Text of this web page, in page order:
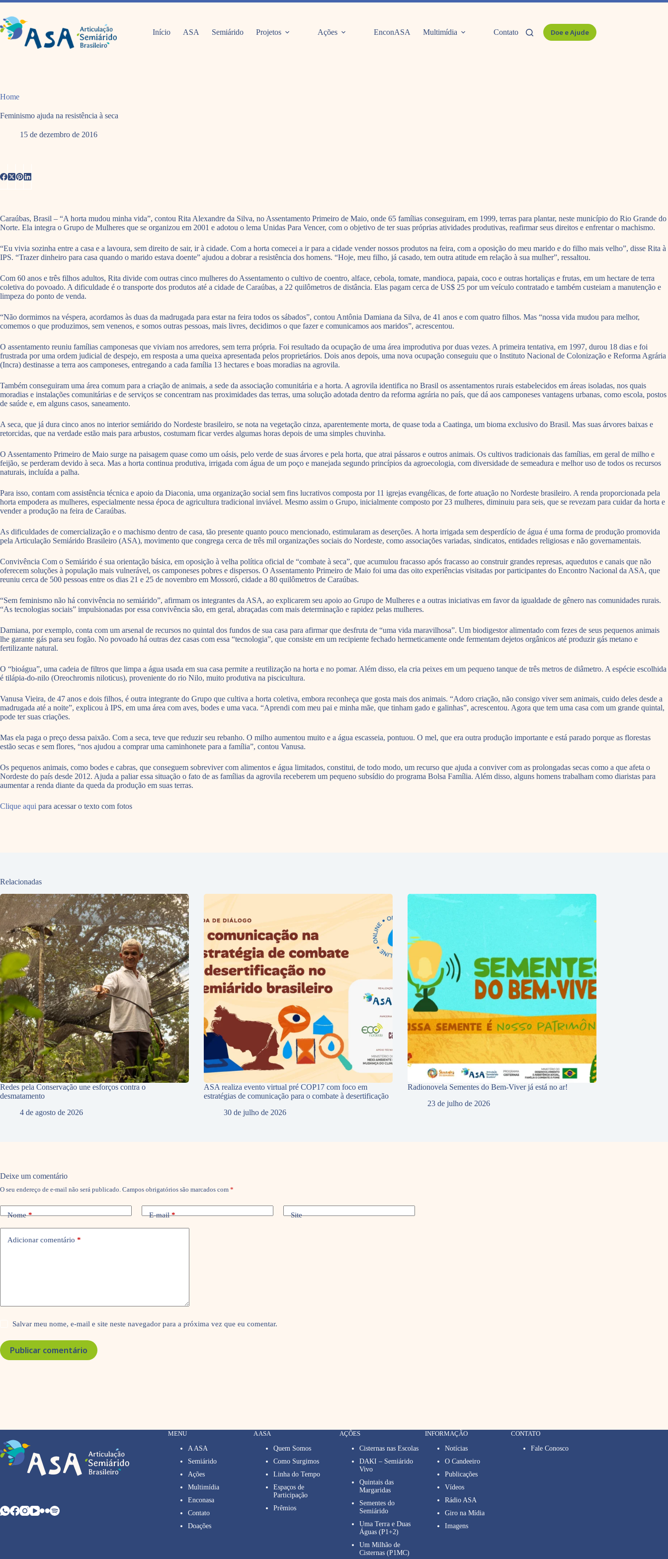
Pular
o
conteúdo
Início ASA Semiárido Projetos Ações EnconASA Multimídia Contato Doe e Ajude
Home
Feminismo ajuda na resistência à seca
15 de dezembro de 2016
Caraúbas, Brasil – “A horta mudou minha vida”, contou Rita Alexandre da Silva, no Assentamento Primeiro de Maio, onde 65 famílias conseguiram, em 1999, terras para plantar, neste município do Rio Grande do
Norte. Ela integra o Grupo de Mulheres que se organizou em 2001 e adotou o lema Unidas Para Vencer, com o objetivo de ter suas próprias atividades produtivas, reafirmar seus direitos e enfrentar o machismo.
“Eu vivia sozinha entre a casa e a lavoura, sem direito de sair, ir à cidade. Com a horta comecei a ir para a cidade vender nossos produtos na feira, com a oposição do meu marido e do filho mais velho”, disse Rita à
IPS. “Trazer dinheiro para casa quando o marido estava doente” ajudou a dobrar a resistência dos homens. “Hoje, meu filho, já casado, tem outra atitude em relação à sua mulher”, ressaltou.
Com 60 anos e três filhos adultos, Rita divide com outras cinco mulheres do Assentamento o cultivo de coentro, alface, cebola, tomate, mandioca, papaia, coco e outras hortaliças e frutas, em um hectare de terra
coletiva do povoado. A dificuldade é o transporte dos produtos até a cidade de Caraúbas, a 22 quilômetros de distância. Elas pagam cerca de US$ 25 por um veículo contratado e também custeiam a manutenção e
limpeza do ponto de venda.
“Não dormimos na véspera, acordamos às duas da madrugada para estar na feira todos os sábados”, contou Antônia Damiana da Silva, de 41 anos e com quatro filhos. Mas “nossa vida mudou para melhor,
comemos o que produzimos, sem venenos, e somos outras pessoas, mais livres, decidimos o que fazer e comunicamos aos maridos”, acrescentou.
O assentamento reuniu famílias camponesas que viviam nos arredores, sem terra própria. Foi resultado da ocupação de uma área improdutiva por duas vezes. A primeira tentativa, em 1997, durou 18 dias e foi
frustrada por uma ordem judicial de despejo, em resposta a uma queixa apresentada pelos proprietários. Dois anos depois, uma nova ocupação conseguiu que o Instituto Nacional de Colonização e Reforma Agrária
(Incra) destinasse a terra aos camponeses, entregando a cada família 13 hectares e boas moradias na agrovila.
Também conseguiram uma área comum para a criação de animais, a sede da associação comunitária e a horta. A agrovila identifica no Brasil os assentamentos rurais estabelecidos em áreas isoladas, nos quais
moradias e instalações comunitárias e de serviços se concentram nas proximidades das terras, uma solução adotada dentro da reforma agrária no país, que dá aos camponeses vantagens urbanas, como escola, postos
de saúde e, em alguns casos, saneamento.
A seca, que já dura cinco anos no interior semiárido do Nordeste brasileiro, se nota na vegetação cinza, aparentemente morta, de quase toda a Caatinga, um bioma exclusivo do Brasil. Mas suas árvores baixas e
retorcidas, que na verdade estão mais para arbustos, costumam ficar verdes algumas horas depois de uma simples chuvinha.
O Assentamento Primeiro de Maio surge na paisagem quase como um oásis, pelo verde de suas árvores e pela horta, que atrai pássaros e outros animais. Os cultivos tradicionais das famílias, em geral de milho e
feijão, se perderam devido à seca. Mas a horta continua produtiva, irrigada com água de um poço e manejada segundo princípios da agroecologia, com diversidade de semeadura e melhor uso de todos os recursos
naturais, incluída a palha.
Para isso, contam com assistência técnica e apoio da Diaconia, uma organização social sem fins lucrativos composta por 11 igrejas evangélicas, de forte atuação no Nordeste brasileiro. A renda proporcionada pela
horta empodera as mulheres, especialmente nessa época de agricultura tradicional inviável. Mesmo assim o Grupo, inicialmente composto por 23 mulheres, diminuiu para seis, que se revezam para cuidar da horta e
vender a produção na feira de Caraúbas.
As dificuldades de comercialização e o machismo dentro de casa, tão presente quanto pouco mencionado, estimularam as deserções. A horta irrigada sem desperdício de água é uma forma de produção promovida
pela Articulação Semiárido Brasileiro (ASA), movimento que congrega cerca de três mil organizações sociais do Nordeste, como associações variadas, sindicatos, entidades religiosas e não governamentais.
Convivência Com o Semiárido é sua orientação básica, em oposição à velha política oficial de “combate à seca”, que acumulou fracasso após fracasso ao construir grandes represas, aquedutos e canais que não
oferecem soluções à população mais vulnerável, os camponeses pobres e dispersos. O Assentamento Primeiro de Maio foi uma das oito experiências visitadas por participantes do Encontro Nacional da ASA, que
reuniu cerca de 500 pessoas entre os dias 21 e 25 de novembro em Mossoró, cidade a 80 quilômetros de Caraúbas.
“Sem feminismo não há convivência no semiárido”, afirmam os integrantes da ASA, ao explicarem seu apoio ao Grupo de Mulheres e a outras iniciativas em favor da igualdade de gênero nas comunidades rurais.
“As tecnologias sociais” impulsionadas por essa convivência são, em geral, abraçadas com mais determinação e rapidez pelas mulheres.
Damiana, por exemplo, conta com um arsenal de recursos no quintal dos fundos de sua casa para afirmar que desfruta de “uma vida maravilhosa”. Um biodigestor alimentado com fezes de seus pequenos animais
lhe garante gás para seu fogão. No povoado há outras dez casas com essa “tecnologia”, que consiste em um recipiente fechado hermeticamente onde fermentam dejetos orgânicos até produzir gás metano e
fertilizante natural.
O “bioágua”, uma cadeia de filtros que limpa a água usada em sua casa permite a reutilização na horta e no pomar. Além disso, ela cria peixes em um pequeno tanque de três metros de diâmetro. A espécie escolhida
é tilápia-do-nilo (Oreochromis niloticus), proveniente do rio Nilo, muito produtiva na piscicultura.
Vanusa Vieira, de 47 anos e dois filhos, é outra integrante do Grupo que cultiva a horta coletiva, embora reconheça que gosta mais dos animais. “Adoro criação, não consigo viver sem animais, cuido deles desde a
madrugada até a noite”, explicou à IPS, em uma área com aves, bodes e uma vaca. “Aprendi com meu pai e minha mãe, que tinham gado e galinhas”, acrescentou. Agora que tem uma casa com um grande quintal,
pode ter suas criações.
Mas ela paga o preço dessa paixão. Com a seca, teve que reduzir seu rebanho. O milho aumentou muito e a água escasseia, pontuou. O mel, que era outra produção importante e está parado porque as florestas
estão secas e sem flores, “nos ajudou a comprar uma caminhonete para a família”, contou Vanusa.
Os pequenos animais, como bodes e cabras, que conseguem sobreviver com alimentos e água limitados, constitui, de todo modo, um recurso que ajuda a conviver com as prolongadas secas como a que afeta o
Nordeste do país desde 2012. Ajuda a paliar essa situação o fato de as famílias da agrovila receberem um pequeno subsídio do programa Bolsa Família. Além disso, alguns homens trabalham como diaristas para
aumentar a renda diante da queda da produção em suas terras.
Clique aqui para acessar o texto com fotos
Relacionadas
Redes pela Conservação une esforços contra o
desmatamento
4 de agosto de 2026
ASA realiza evento virtual pré COP17 com foco em
estratégias de comunicação para o combate à desertificação
30 de julho de 2026
Radionovela Sementes do Bem-Viver já está no ar!
23 de julho de 2026
Deixe um comentário
O seu endereço de e-mail não será publicado. Campos obrigatórios são marcados com *
Nome* E-mail* Site
Adicionar comentário *
Salvar meu nome, e-mail e site neste navegador para a próxima vez que eu comentar.
Publicar comentário
MENU
A ASA
Semiárido
Ações
Multimídia
Enconasa
Contato
Doações
A ASA
Quem Somos
Como Surgimos
Linha do Tempo
Espaços de
Participação
Prêmios
AÇÕES
Cisternas nas Escolas
DAKI – Semiárido
Vivo
Quintais das
Margaridas
Sementes do
Semiárido
Uma Terra e Duas
Águas (P1+2)
Um Milhão de
Cisternas (P1MC)
INFORMAÇÃO
Notícias
O Candeeiro
Publicações
Vídeos
Rádio ASA
Giro na Mídia
Imagens
CONTATO
Fale Conosco